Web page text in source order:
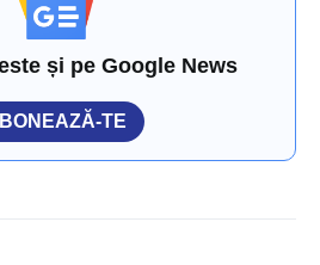
și pe Google News
TE